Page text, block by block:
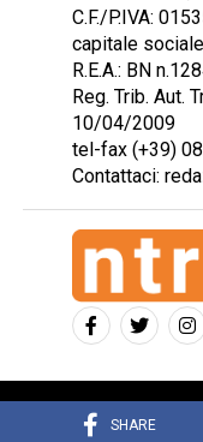
SHARE
C.F./P.IVA:
capitale
R.E.A.: BN
Reg. Trib. Aut.
10/04/2009
tel-fax (+39)
Contattaci: